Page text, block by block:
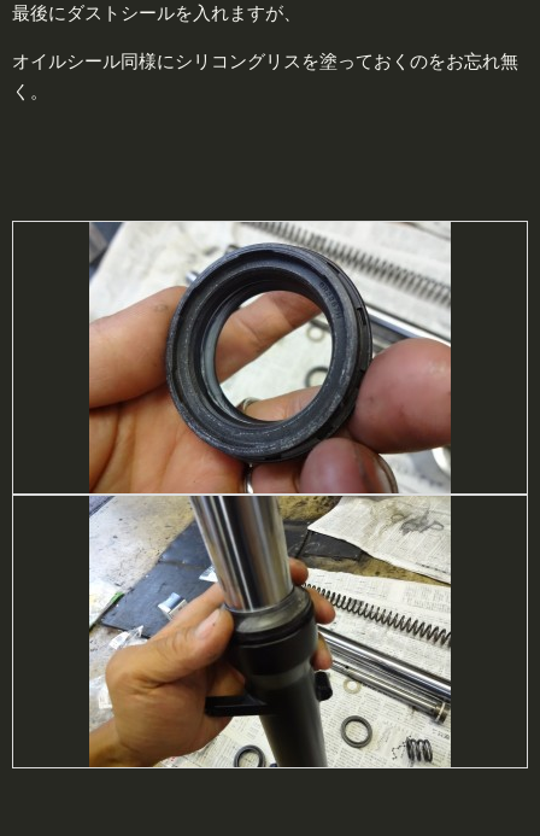
最後にダストシールを入れますが、
オイルシール同様にシリコングリスを塗っておくのをお忘れ無
く。